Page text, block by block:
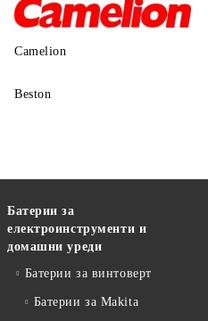
Camelion
Beston
Батерии за
електроинструменти и
домашни уреди
Батерии за винтоверт
Батерии за Makita